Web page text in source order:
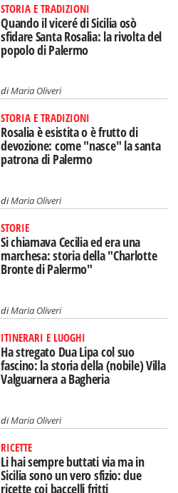
STORIA E TRADIZIONI
Quando il viceré di Sicilia osò
sfidare Santa Rosalia: la rivolta del
popolo di Palermo
diMaria Oliveri
STORIA E TRADIZIONI
Rosalia è esistita o è frutto di
devozione: come "nasce" la santa
patrona di Palermo
diMaria Oliveri
STORIE
Si chiamava Cecilia ed era una
marchesa: storia della "Charlotte
Bronte di Palermo"
diMaria Oliveri
ITINERARI E LUOGHI
Ha stregato Dua Lipa col suo
fascino: la storia della (nobile) Villa
Valguarnera a Bagheria
diMaria Oliveri
RICETTE
Li hai sempre buttati via ma in
Sicilia sono un vero sfizio: due
ricette coi baccelli fritti